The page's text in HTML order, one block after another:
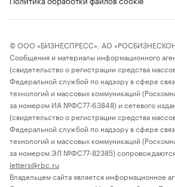
© ООО «БИЗНЕСПРЕСС», АО
Сообщения и материалы информационного
(свидетельство о регистрации средства
Федеральной службой по надзору в сфере
технологий и массовых коммуникаций
за номером ИА №ФС77-63848) и сетевого
(свидетельство о регистрации средства
Федеральной службой по надзору в сфере
технологий и массовых коммуникаций
за номером ЭЛ №ФС77-82385) сопровождаются
letters@rbc.ru
Владельцем сайта является информационное